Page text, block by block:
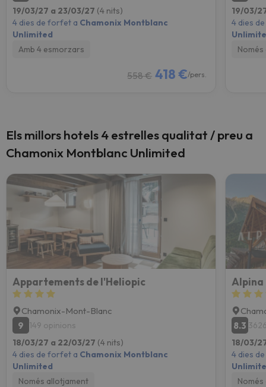
19/03/27 a 23/03/27 (4 nits)
4 dies de forfet a Chamonix Montblanc
Unlimited
Amb 4 esmorzars
558 € 418 €/pers.
19/03/
4 dies
Els millors hotels 4 estrelles qualitat / preu a
Chamonix Montblanc Unlimited
Appartements de l'Heliopic
Chamonix-Mont-Blanc
9
149 opinions
18/03/27 a 22/03/27 (4 nits)
4 dies de forfet a Chamonix Montblanc
Unlimited
Només allotjament
Alpina
8.3
18/03/
4 dies